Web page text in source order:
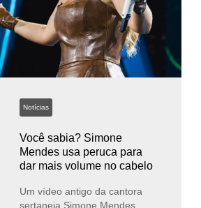
Notícias
Você sabia? Simone
Mendes usa peruca para
dar mais volume no cabelo
Um vídeo antigo da cantora
sertaneja Simone Mendes...